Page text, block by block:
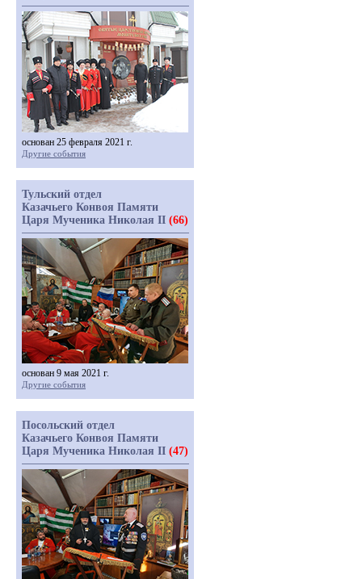
основан 25 февраля 2021 г.
Другие события
Тульский отдел
Казачьего Конвоя Памяти
Царя Мученика Николая II (66)
основан 9 мая 2021 г.
Другие события
Посольский отдел
Казачьего Конвоя Памяти
Царя Мученика Николая II (47)